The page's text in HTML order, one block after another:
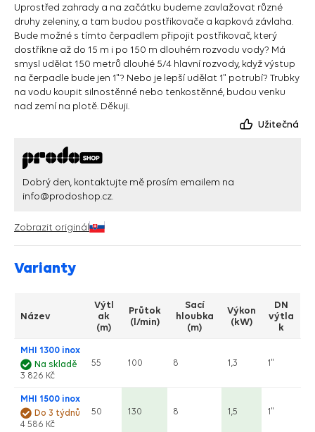
Uprostřed zahrady a na začátku budeme zavlažovat různé
druhy zeleniny, a tam budou postřikovače a kapková závlaha.
Bude možné s tímto čerpadlem připojit postřikovač, který
dostříkne až do 15 m i po 150 m dlouhém rozvodu vody? Má
smysl udělat 150 metrů dlouhé 5/4 hlavní rozvody, když výstup
na čerpadle bude jen 1"? Nebo je lepší udělat 1" potrubí? Trubky
na vodu koupit silnostěnné nebo tenkostěnné, budou venku
nad zemí na plotě. Děkuji.
Užitečná
Dobrý den, kontaktujte mě prosím emailem na
info@prodoshop.cz
Zobrazit originál
Varianty
Název
Výtl
ak
(m)
Průtok
(l/min)
Sací
hloubka
(m)
Výkon
(kW)
DN
výtla
k
MHI 1300 inox
Na skladě
3 826 Kč
55 100 8 1,3 1"
MHI 1500 inox
Do 3 týdnů
4 586 Kč
50 130 8 1,5 1"